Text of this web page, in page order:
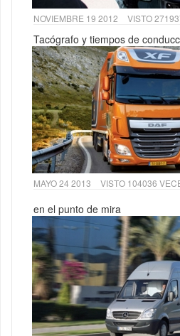
NOVIEMBRE 19 2012 VISTO
Tacógrafo y tiempos de
MAYO 24 2013 VISTO 104036
en el punto de mira